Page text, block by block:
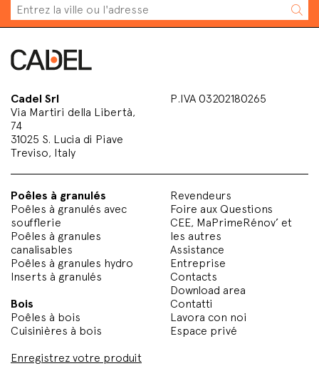
Cadel Srl
Via Martiri della Libertà,
74
31025 S. Lucia di Piave
Treviso, Italy
P.IVA 03202180265
Poêles à granulés
Poêles à granulés avec
soufflerie
Poêles à granules
canalisables
Poêles à granules hydro
Inserts à granulés
Bois
Poêles à bois
Cuisinières à bois
Enregistrez votre produit
Revendeurs
Foire aux Questions
CEE, MaPrimeRénov’ et
les autres
Assistance
Entreprise
Contacts
Download area
Contatti
Lavora con noi
Espace privé